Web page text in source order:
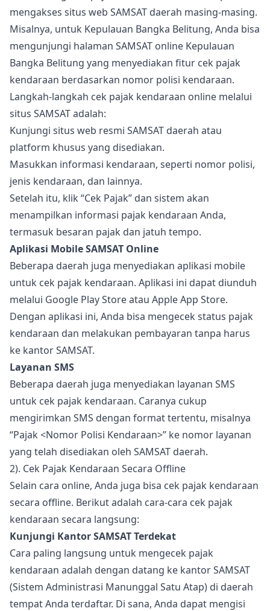
mengakses situs web SAMSAT daerah masing-masing.
Misalnya, untuk Kepulauan Bangka Belitung, Anda bisa
mengunjungi halaman SAMSAT online Kepulauan
Bangka Belitung yang menyediakan fitur cek pajak
kendaraan berdasarkan nomor polisi kendaraan.
Langkah-langkah cek pajak kendaraan online melalui
situs SAMSAT adalah:
Kunjungi situs web resmi SAMSAT daerah atau
platform khusus yang disediakan.
Masukkan informasi kendaraan, seperti nomor polisi,
jenis kendaraan, dan lainnya.
Setelah itu, klik “Cek Pajak” dan sistem akan
menampilkan informasi pajak kendaraan Anda,
termasuk besaran pajak dan jatuh tempo.
Aplikasi Mobile SAMSAT Online
Beberapa daerah juga menyediakan aplikasi mobile
untuk cek pajak kendaraan. Aplikasi ini dapat diunduh
melalui Google Play Store atau Apple App Store.
Dengan aplikasi ini, Anda bisa mengecek status pajak
kendaraan dan melakukan pembayaran tanpa harus
ke kantor SAMSAT.
Layanan SMS
Beberapa daerah juga menyediakan layanan SMS
untuk cek pajak kendaraan. Caranya cukup
mengirimkan SMS dengan format tertentu, misalnya
“Pajak <Nomor Polisi Kendaraan>” ke nomor layanan
yang telah disediakan oleh SAMSAT daerah.
2). Cek Pajak Kendaraan Secara Offline
Selain cara online, Anda juga bisa cek pajak kendaraan
secara offline. Berikut adalah cara-cara cek pajak
kendaraan secara langsung:
Kunjungi Kantor SAMSAT Terdekat
Cara paling langsung untuk mengecek pajak
kendaraan adalah dengan datang ke kantor SAMSAT
(Sistem Administrasi Manunggal Satu Atap) di daerah
tempat Anda terdaftar. Di sana, Anda dapat mengisi